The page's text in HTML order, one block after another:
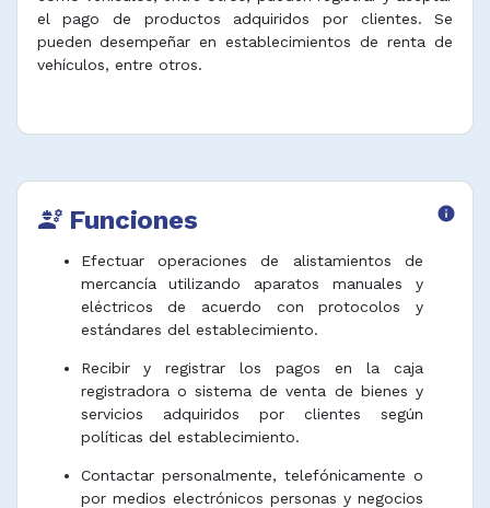
el pago de productos adquiridos por clientes. Se
pueden desempeñar en establecimientos de renta de
vehículos, entre otros.
engineering Funciones info
Efectuar operaciones de alistamientos de
mercancía utilizando aparatos manuales y
eléctricos de acuerdo con protocolos y
estándares del establecimiento.
Recibir y registrar los pagos en la caja
registradora o sistema de venta de bienes y
servicios adquiridos por clientes según
políticas del establecimiento.
Contactar personalmente, telefónicamente o
por medios electrónicos personas y negocios